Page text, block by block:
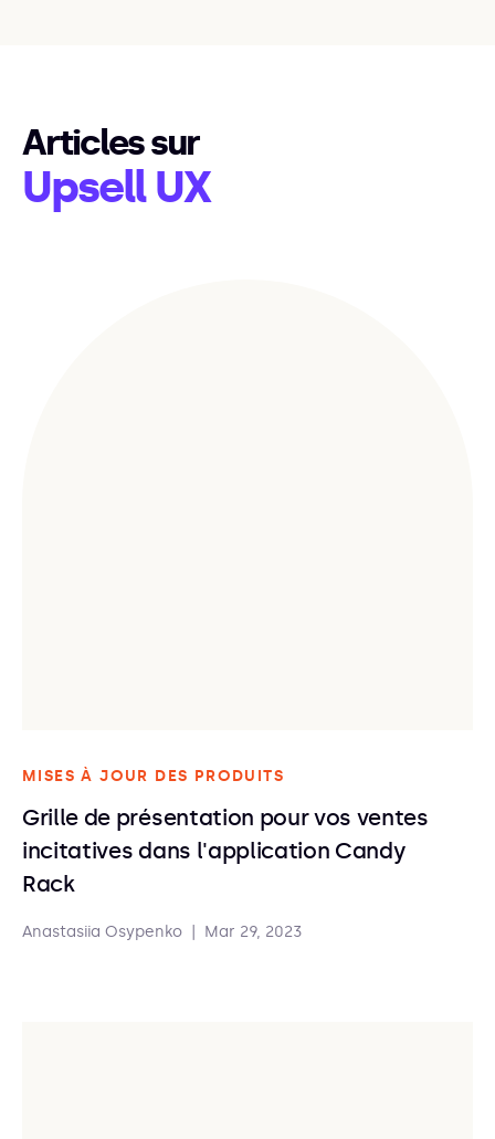
Articles sur
Upsell UX
MISES À JOUR DES PRODUITS
Grille de présentation pour vos ventes
incitatives dans l'application Candy
Rack
Anastasiia Osypenko Mar 29, 2023